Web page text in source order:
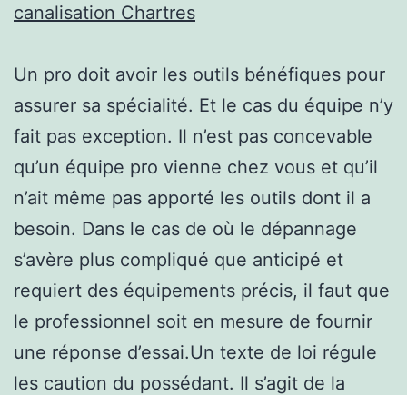
canalisation Chartres
Un pro doit avoir les outils bénéfiques pour
assurer sa spécialité. Et le cas du équipe n’y
fait pas exception. Il n’est pas concevable
qu’un équipe pro vienne chez vous et qu’il
n’ait même pas apporté les outils dont il a
besoin. Dans le cas de où le dépannage
s’avère plus compliqué que anticipé et
requiert des équipements précis, il faut que
le professionnel soit en mesure de fournir
une réponse d’essai.Un texte de loi régule
les caution du possédant. Il s’agit de la